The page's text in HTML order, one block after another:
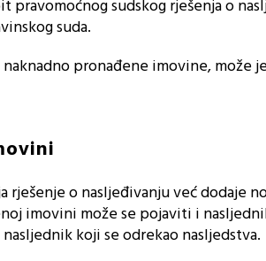
sudskog rješenja o
suda.
pronađene imovine, može
rješenje o nasljeđivanju već dodaje
imovini može se pojaviti i
koji se odrekao nasljedstva.